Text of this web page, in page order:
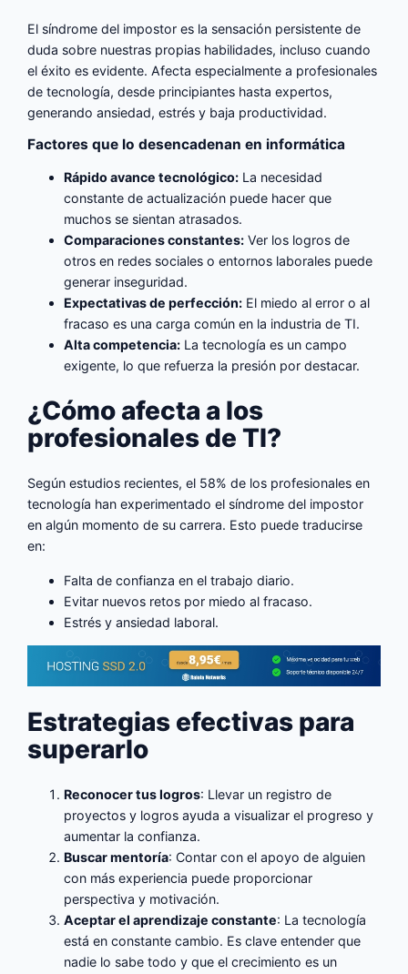
El síndrome del impostor es la sensación persistente de
duda sobre nuestras propias habilidades, incluso cuando
el éxito es evidente. Afecta especialmente a profesionales
de tecnología, desde principiantes hasta expertos,
generando ansiedad, estrés y baja productividad.
Factores que lo desencadenan en informática
Rápido avance tecnológico: La necesidad
constante de actualización puede hacer que
muchos se sientan atrasados.
Comparaciones constantes: Ver los logros de
otros en redes sociales o entornos laborales puede
generar inseguridad.
Expectativas de perfección: El miedo al error o al
fracaso es una carga común en la industria de TI.
Alta competencia: La tecnología es un campo
exigente, lo que refuerza la presión por destacar.
¿Cómo afecta a los
profesionales de TI?
Según estudios recientes, el 58% de los profesionales en
tecnología han experimentado el síndrome del impostor
en algún momento de su carrera. Esto puede traducirse
en:
Falta de confianza en el trabajo diario.
Evitar nuevos retos por miedo al fracaso.
Estrés y ansiedad laboral.
Estrategias efectivas para
superarlo
Reconocer tus logros: Llevar un registro de
proyectos y logros ayuda a visualizar el progreso y
aumentar la confianza.
Buscar mentoría: Contar con el apoyo de alguien
con más experiencia puede proporcionar
perspectiva y motivación.
Aceptar el aprendizaje constante: La tecnología
está en constante cambio. Es clave entender que
nadie lo sabe todo y que el crecimiento es un